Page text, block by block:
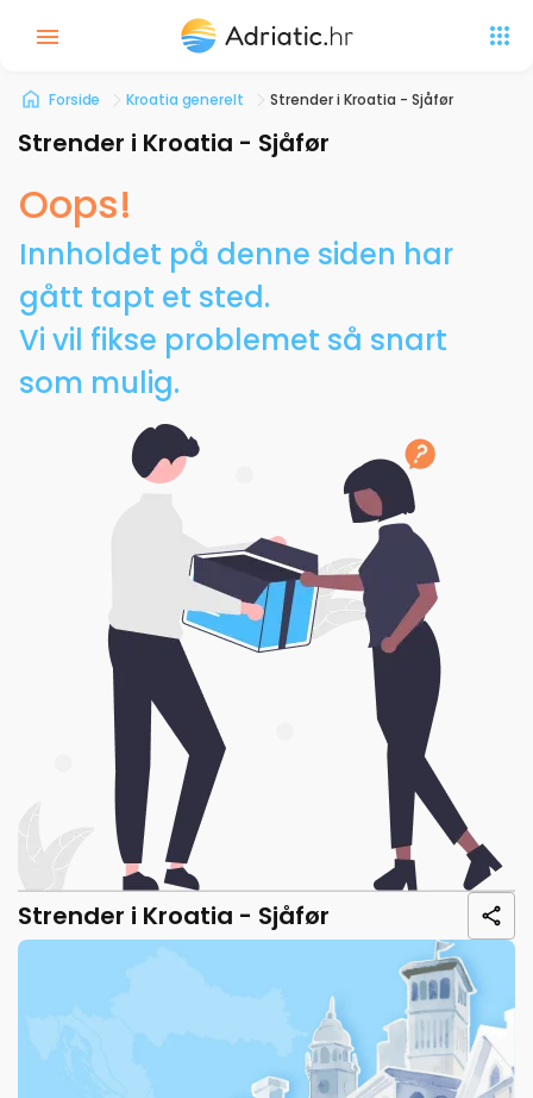
Forside Kroatia generelt Strender i Kroatia - Sjåfør
Strender i Kroatia - Sjåfør
Oops!
Innholdet på denne siden har
gått tapt et sted.
Vi vil fikse problemet så snart
som mulig.
Strender i Kroatia - Sjåfør